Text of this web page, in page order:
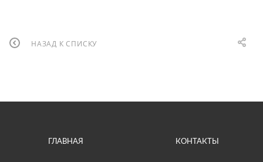
НАЗАД К СПИСКУ
ГЛАВНАЯ КОНТАКТЫ